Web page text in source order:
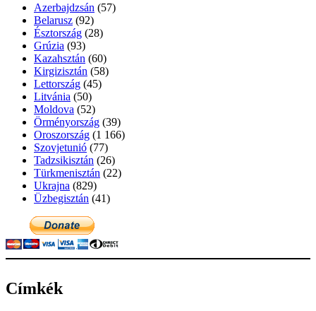
Azerbajdzsán (57)
Belarusz (92)
Észtország (28)
Grúzia (93)
Kazahsztán (60)
Kirgizisztán (58)
Lettország (45)
Litvánia (50)
Moldova (52)
Örményország (39)
Oroszország (1 166)
Szovjetunió (77)
Tadzsikisztán (26)
Türkmenisztán (22)
Ukrajna (829)
Üzbegisztán (41)
Címkék